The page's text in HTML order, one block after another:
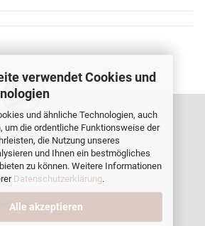
verwendet Cookies und
und ähnliche Technologien, auch
um die ordentliche Funktionsweise der
die Nutzung unseres
und Ihnen ein bestmögliches
zu können. Weitere Informationen
Datenschutzerklärung.
Alle akzeptieren